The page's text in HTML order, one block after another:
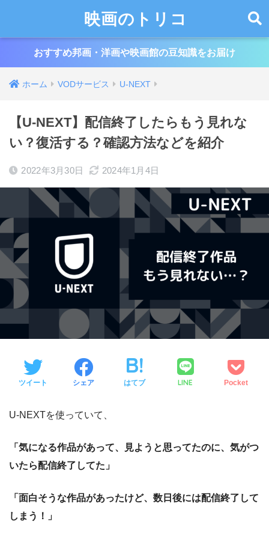
映画のトリコ
おすすめ邦画・洋画や映画館の豆知識をお届け
ホーム VODサービス U-NEXT
【U-NEXT】配信終了したらもう見れな
い？復活する？確認方法などを紹介
2022年3月30日 2024年1月4日
ツイート シェア はてブ LINE Pocket
U-NEXTを使っていて、
「気になる作品があって、見ようと思ってたのに、気がつ
いたら配信終了してた」
「面白そうな作品があったけど、数日後には配信終了して
しまう！」